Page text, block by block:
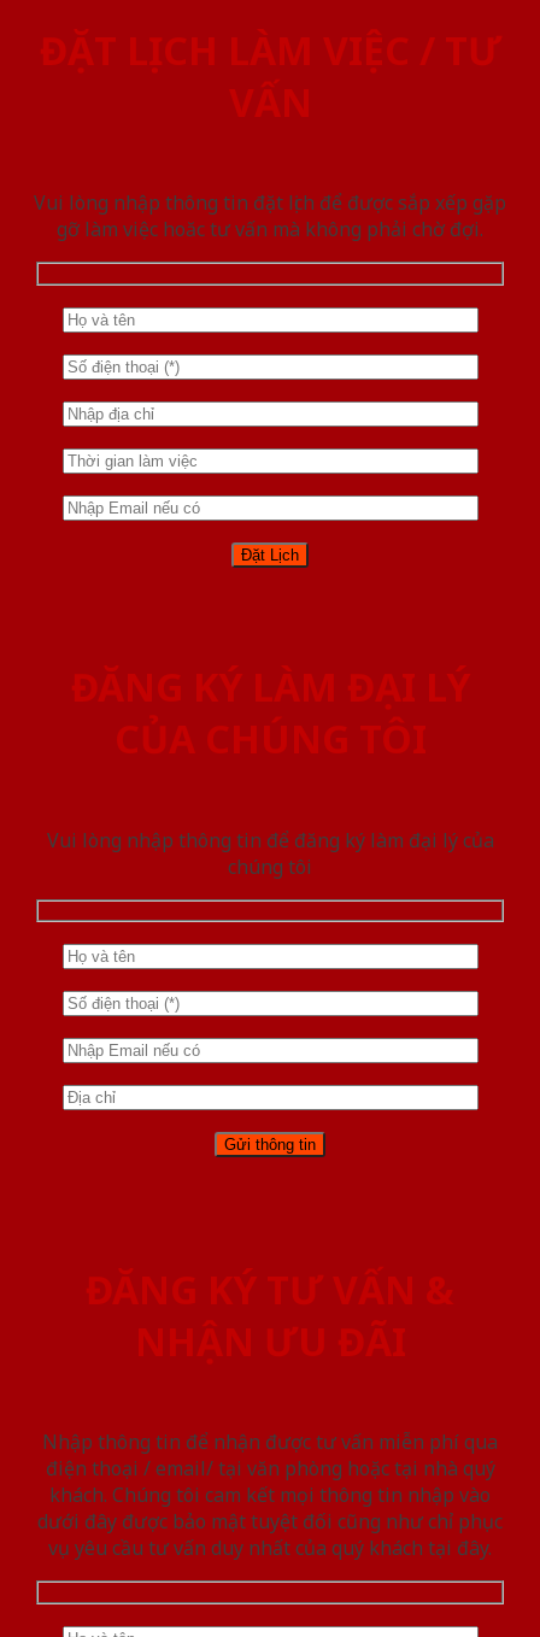
ĐẶT LỊCH LÀM VIỆC / TƯ
VẤN
Vui lòng nhập thông tin đặt lịch để được sắp xếp gặp
gỡ làm việc hoăc tư vấn mà không phải chờ đợi.
ĐĂNG KÝ LÀM ĐẠI LÝ
CỦA CHÚNG TÔI
Vui lòng nhập thông tin để đăng ký làm đại lý của
chúng tôi
ĐĂNG KÝ TƯ VẤN &
NHẬN ƯU ĐÃI
Nhập thông tin để nhận được tư vấn miễn phí qua
điện thoại / email/ tại văn phòng hoặc tại nhà quý
khách. Chúng tôi cam kết mọi thông tin nhập vào
dưới đây được bảo mật tuyệt đối cũng như chỉ phục
vụ yêu cầu tư vấn duy nhất của quý khách tại đây.